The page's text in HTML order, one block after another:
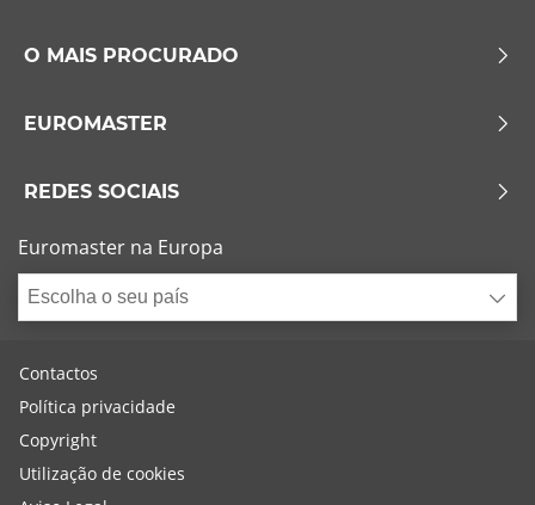
O MAIS PROCURADO
EUROMASTER
REDES SOCIAIS
Euromaster na Europa
Escolha o seu país
Contactos
Política privacidade
Copyright
Utilização de cookies